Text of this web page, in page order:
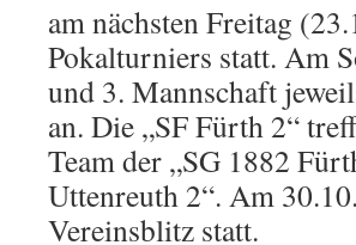
am nächsten Freitag
Pokalturniers statt. Am
und 3. Mannschaft
an. Die „SF Fürth 2“
Team der „SG 1882
Uttenreuth 2“. Am
Vereinsblitz statt.